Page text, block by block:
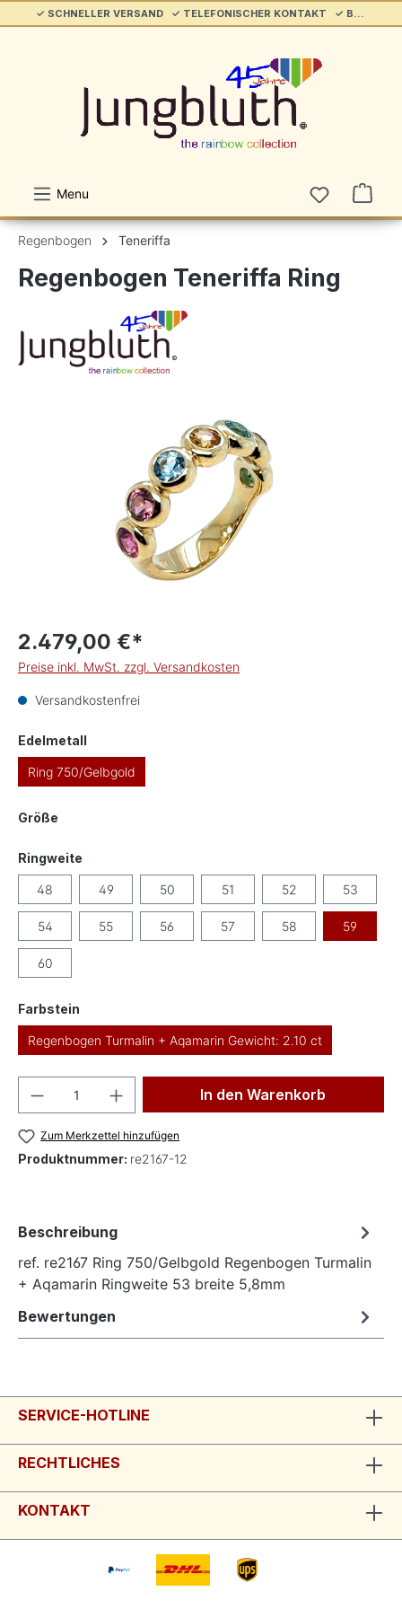
springen ✓ SCHNELLER VERSAND ✓ TELEFONISCHER KONTAKT ✓ BELIEBT & ETABLIERT ✓ SERVICE/HILFE
Menu
Regenbogen Teneriffa
Regenbogen Teneriffa Ring
2.479,00 €*
Preise inkl. MwSt. zzgl. Versandkosten
Versandkostenfrei
Edelmetall
Ring 750/Gelbgold
Größe
Ringweite
48 49 50 51 52 53
54 55 56 57 58 59
60
Farbstein
Regenbogen Turmalin + Aqamarin Gewicht: 2.10 ct
Produkt Anzahl: Gib den gewünschten
In den Warenkorb
Zum Merkzettel hinzufügen
Produktnummer: re2167-12
Beschreibung
ref. re2167 Ring 750/Gelbgold Regenbogen Turmalin
+ Aqamarin Ringweite 53 breite 5,8mm
Bewertungen
SERVICE-HOTLINE
RECHTLICHES
KONTAKT